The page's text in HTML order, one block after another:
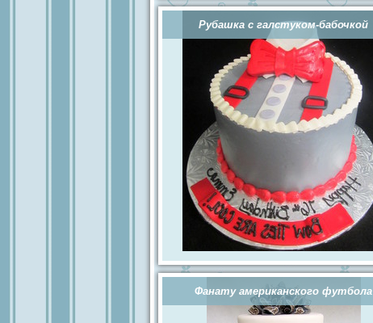
Рубашка с галстуком-бабочкой
Фанату американского футбола